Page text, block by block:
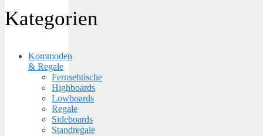
Kategorien
Kommoden
& Regale
Fernsehtische
Highboards
Lowboards
Regale
Sideboards
Standregale